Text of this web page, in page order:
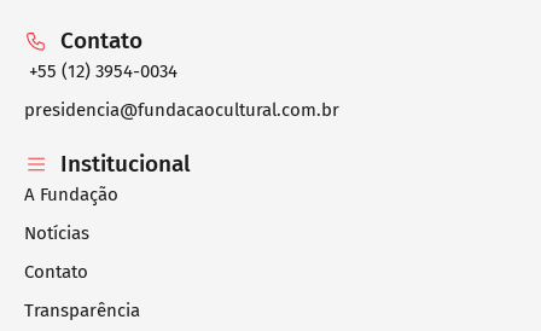
Contato
+55 (12) 3954-0034
presidencia@fundacaocultural.com.br
Institucional
A Fundação
Notícias
Contato
Transparência